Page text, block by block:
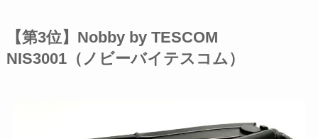
【第3位】 Nobby by TESCOM
NIS3001（ノビーバイテスコム）